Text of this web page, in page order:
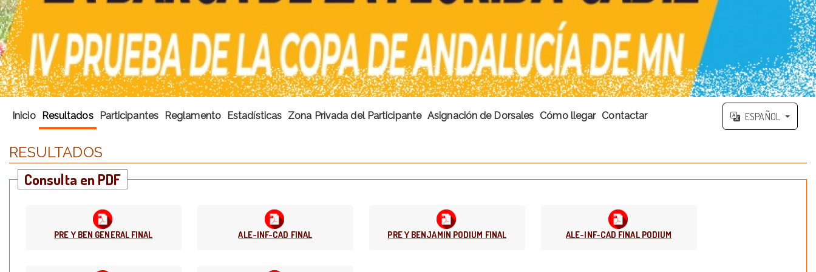
Inicio Resultados Participantes Reglamento Estadísticas Zona Privada del Participante Asignación de Dorsales Cómo llegar Contactar ESPAÑOL
RESULTADOS
Consulta en PDF
PRE Y BEN GENERAL FINAL ALE-INF-CAD FINAL PRE Y BENJAMIN PODIUM FINAL ALE-INF-CAD FINAL PODIUM